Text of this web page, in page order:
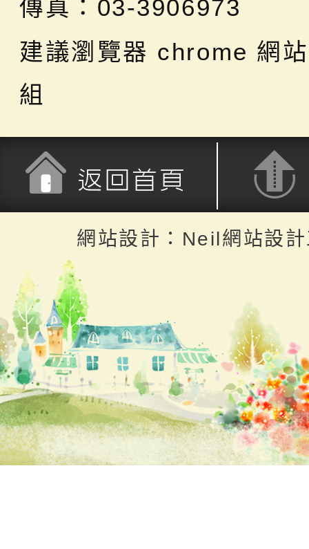
傳真：03-3906973
建議瀏覽器 chrome 網
組
返回頂端
網站設計：Neil網站設